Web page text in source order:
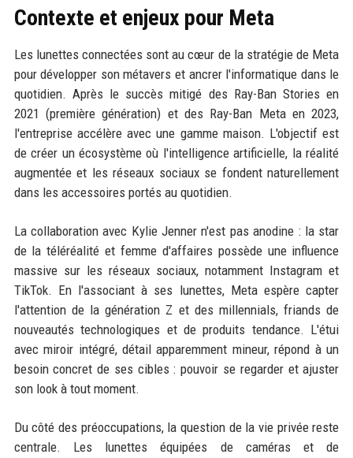
Contexte et enjeux pour Meta
Les lunettes connectées sont au cœur de la stratégie de Meta
pour développer son métavers et ancrer l'informatique dans le
quotidien. Après le succès mitigé des Ray-Ban Stories en
2021 (première génération) et des Ray-Ban Meta en 2023,
l'entreprise accélère avec une gamme maison. L'objectif est
de créer un écosystème où l'intelligence artificielle, la réalité
augmentée et les réseaux sociaux se fondent naturellement
dans les accessoires portés au quotidien.
La collaboration avec Kylie Jenner n'est pas anodine : la star
de la téléréalité et femme d'affaires possède une influence
massive sur les réseaux sociaux, notamment Instagram et
TikTok. En l'associant à ses lunettes, Meta espère capter
l'attention de la génération Z et des millennials, friands de
nouveautés technologiques et de produits tendance. L'étui
avec miroir intégré, détail apparemment mineur, répond à un
besoin concret de ses cibles : pouvoir se regarder et ajuster
son look à tout moment.
Du côté des préoccupations, la question de la vie privée reste
centrale. Les lunettes équipées de caméras et de